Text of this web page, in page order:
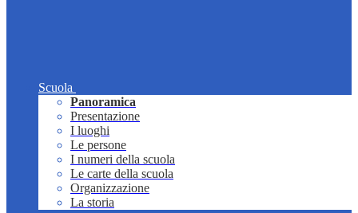
Scuola
Panoramica
Presentazione
I luoghi
Le persone
I numeri della scuola
Le carte della scuola
Organizzazione
La storia